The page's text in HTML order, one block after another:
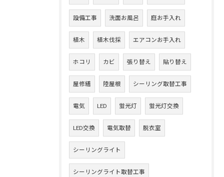
設備工事 洗面お風呂 庭お手入れ
植木 植木伐採 エアコンお手入れ
ホコリ カビ 張り替え 貼り替え
屋修繕 陸屋根 シーリング取替工事
電気 LED 蛍光灯 蛍光灯交換
LED交換 電気取替 脱衣室
シーリングライト
シーリングライト取替工事